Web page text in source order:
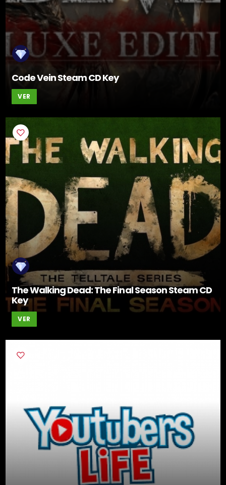
Code Vein Steam CD Key
VER
The Walking Dead: The Final Season Steam CD
Key
VER